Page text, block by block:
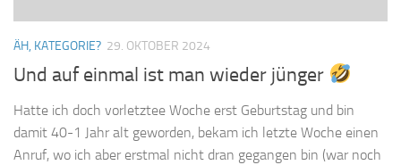
ÄH, KATEGORIE? 29. OKTOBER 2024
Und auf einmal ist man wieder jünger
Hatte ich doch vorletztee Woche erst Geburtstag und bin
damit 40-1 Jahr alt geworden, bekam ich letzte Woche einen
Anruf, wo ich aber erstmal nicht dran gegangen bin (war noch